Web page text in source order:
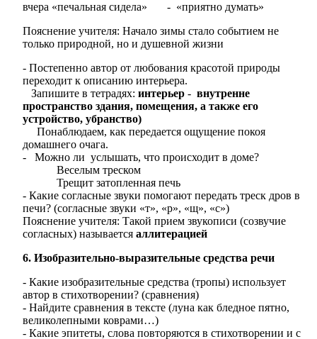
вчера «печальная сидела» - «приятно думать»
Пояснение учителя: Начало зимы стало событием не
только природной, но и душевной жизни
- Постепенно автор от любования красотой природы
переходит к описанию интерьера.
Запишите в тетрадях: интерьер - внутренне
пространство здания, помещения, а также его
устройство, убранство)
Понаблюдаем, как передается ощущение покоя
домашнего очага.
- Можно ли услышать, что происходит в доме?
Веселым треском
Трещит затопленная печь
- Какие согласные звуки помогают передать треск дров в
печи? (согласные звуки «т», «р», «щ», «с»)
Пояснение учителя: Такой прием звукописи (созвучие
согласных) называется аллитерацией
6. Изобразительно-выразительные средства речи
- Какие изобразительные средства (тропы) использует
автор в стихотворении? (сравнения)
- Найдите сравнения в тексте (луна как бледное пятно,
великолепными коврами…)
- Какие эпитеты, слова повторяются в стихотворении и с